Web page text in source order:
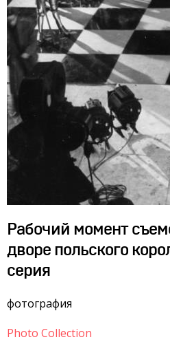
Рабочий момент
дворе польского
серия
фотография
Photo Collection